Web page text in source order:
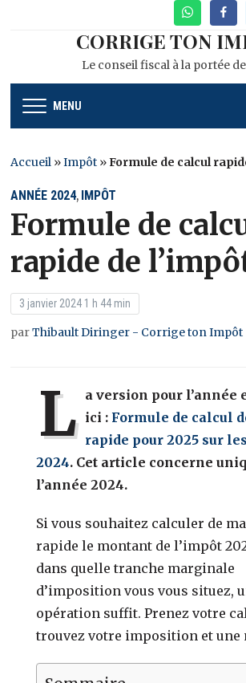
WhatsApp
CORRIGE TON
Le conseil fiscal à la portée
MENU
Accueil »Impôt »Formule de calcul
ANNÉE 2024, IMPÔT
Formule de
rapide de
3 janvier 2024 1 h 44 min
parThibault Diringer - Corrige ton Impôt
L a version pour l’année
ici : Formule de calcul
rapide pour 2025 sur
2024. Cet article concerne
l’année 2024.
Si vous souhaitez calculer de
rapide le montant de l’impôt
dans quelle tranche marginale
d’imposition vous vous situez,
opération suffit. Prenez votre
trouvez votre imposition et une